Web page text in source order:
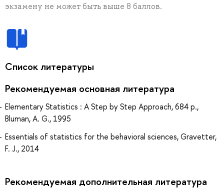
экзамену не может быть выше 8 баллов.
Список литературы
Рекомендуемая основная литература
Elementary Statistics : A Step by Step Approach, 684 p.,
Bluman, A. G., 1995
Essentials of statistics for the behavioral sciences, Gravetter,
F. J., 2014
Рекомендуемая дополнительная литература